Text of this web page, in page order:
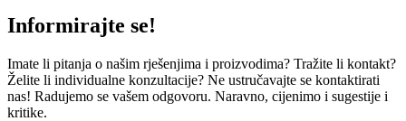
Informirajte se!
Imate li pitanja o našim rješenjima i proizvodima? Tražite li kontakt?
Želite li individualne konzultacije? Ne ustručavajte se kontaktirati
nas! Radujemo se vašem odgovoru. Naravno, cijenimo i sugestije i
kritike.